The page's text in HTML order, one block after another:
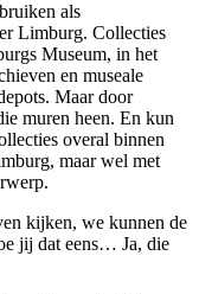
als
Limburg. Collecties
Museum, in het
en museale
Maar door
muren heen. En kun
overal binnen
maar wel met
kijken, we kunnen de
jij dat eens… Ja, die